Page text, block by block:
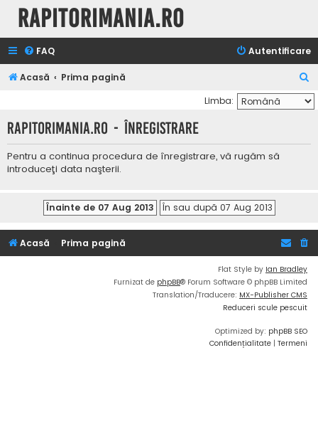
Rapitorimania.ro
FAQ Autentificare
Acasă Prima pagină
ă
u
Limba:
Rapitorimania.ro - Înregistrare
Pentru a continua procedura de înregistrare, vă rugăm să
introduceţi data naşterii.
Acasă Prima pagină
Flat Style by Ian Bradley
Furnizat de phpBB® Forum Software © phpBB Limited
Translation/Traducere: MX-Publisher CMS
Reduceri scule pescuit
Optimized by: phpBB SEO
Confidențialitate | Termeni